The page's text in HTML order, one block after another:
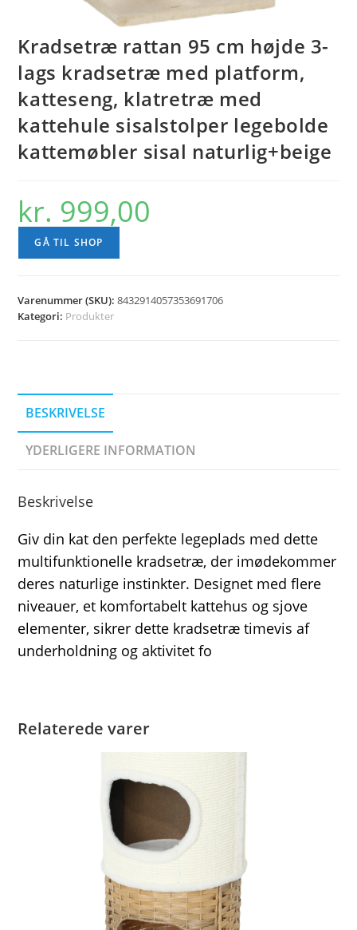
Kradsetræ rattan 95 cm højde 3-
lags kradsetræ med platform,
katteseng, klatretræ med
kattehule sisalstolper legebolde
kattemøbler sisal naturlig+beige
kr. 999,00
GÅ TIL SHOP
Varenummer (SKU):8432914057353691706
Kategori: Produkter
BESKRIVELSE
YDERLIGERE INFORMATION
Beskrivelse
Giv din kat den perfekte legeplads med dette
multifunktionelle kradsetræ, der imødekommer
deres naturlige instinkter. Designet med flere
niveauer, et komfortabelt kattehus og sjove
elementer, sikrer dette kradsetræ timevis af
underholdning og aktivitet fo
Relaterede varer